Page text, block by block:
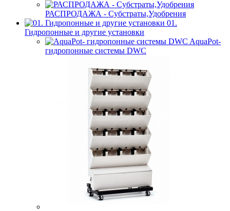
РАСПРОДАЖА - Субстраты,Удобрения
01.
Гидропонные и другие установки
AquaPot-
гидропонные системы DWC